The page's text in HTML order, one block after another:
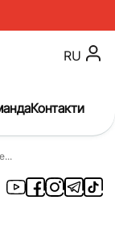
RU
Контакти